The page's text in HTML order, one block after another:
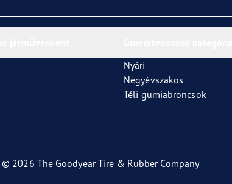
Nyári
Négyévszakos
Téli gumiabroncsok
© 2026 The Goodyear Tire & Rubber Company